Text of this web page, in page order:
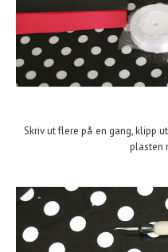
Skriv ut flere på en gang, klipp
plasten